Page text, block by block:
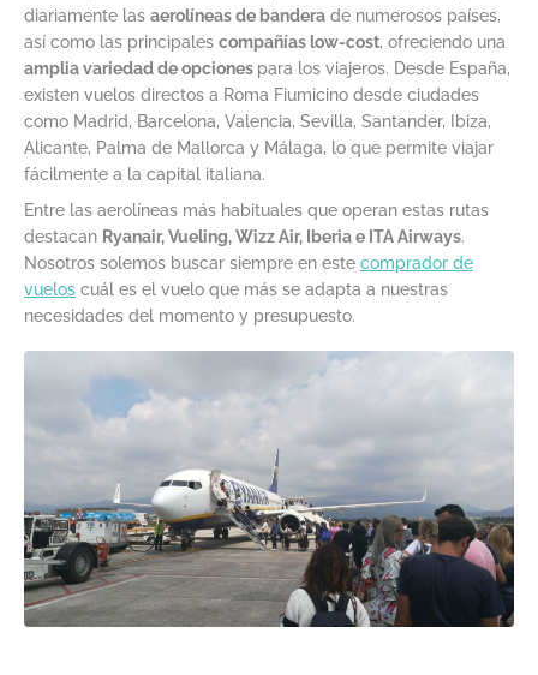
diariamente las aerolíneas de bandera de numerosos países,
así como las principales compañías low-cost, ofreciendo una
amplia variedad de opciones para los viajeros. Desde España,
existen vuelos directos a Roma Fiumicino desde ciudades
como Madrid, Barcelona, Valencia, Sevilla, Santander, Ibiza,
Alicante, Palma de Mallorca y Málaga, lo que permite viajar
fácilmente a la capital italiana.
Entre las aerolíneas más habituales que operan estas rutas
destacan Ryanair, Vueling, Wizz Air, Iberia e ITA Airways.
Nosotros solemos buscar siempre en este comprador de
vuelos cuál es el vuelo que más se adapta a nuestras
necesidades del momento y presupuesto.